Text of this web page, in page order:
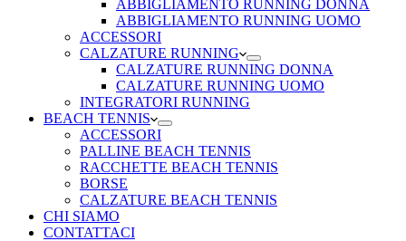
ABBIGLIAMENTO RUNNING DONNA
ABBIGLIAMENTO RUNNING UOMO
ACCESSORI
CALZATURE RUNNING
CALZATURE RUNNING DONNA
CALZATURE RUNNING UOMO
INTEGRATORI RUNNING
BEACH TENNIS
ACCESSORI
PALLINE BEACH TENNIS
RACCHETTE BEACH TENNIS
BORSE
CALZATURE BEACH TENNIS
CHI SIAMO
CONTATTACI